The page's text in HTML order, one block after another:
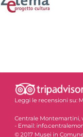
Leggi le recensioni su:
Centrale Montemartini,
- Email:
© 2017 Musei in